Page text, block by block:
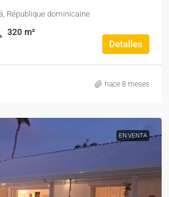
République dominicaine
320 m²
Detalles
hace 8 meses
EN VENTA